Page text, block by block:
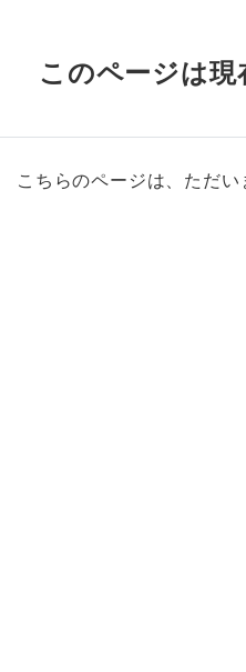
このページは現
こちらのページは、ただ